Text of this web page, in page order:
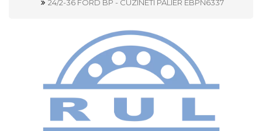
24/2-36 FORD BP - CUZINETI PALIER EBPN6337